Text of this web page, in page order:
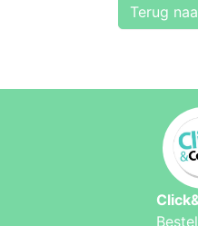
Terug